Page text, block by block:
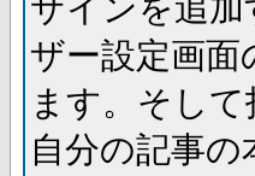
サインを追
ザー設定画
ます。そし
自分の記事